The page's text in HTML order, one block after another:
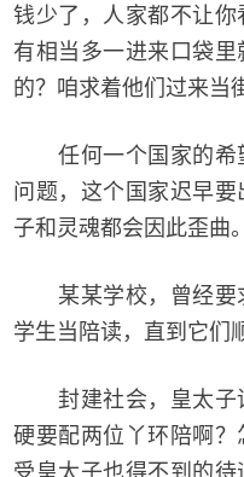
钱少了，人家都不让
有相当多一进来口袋
的？咱求着他们过来当
任何一个国家的希
问题，这个国家迟早
子和灵魂都会因此歪曲。
某某学校，曾经要
学生当陪读，直到它们
封建社会，皇太子
硬要配两位丫环陪啊
受皇太子也得不到的